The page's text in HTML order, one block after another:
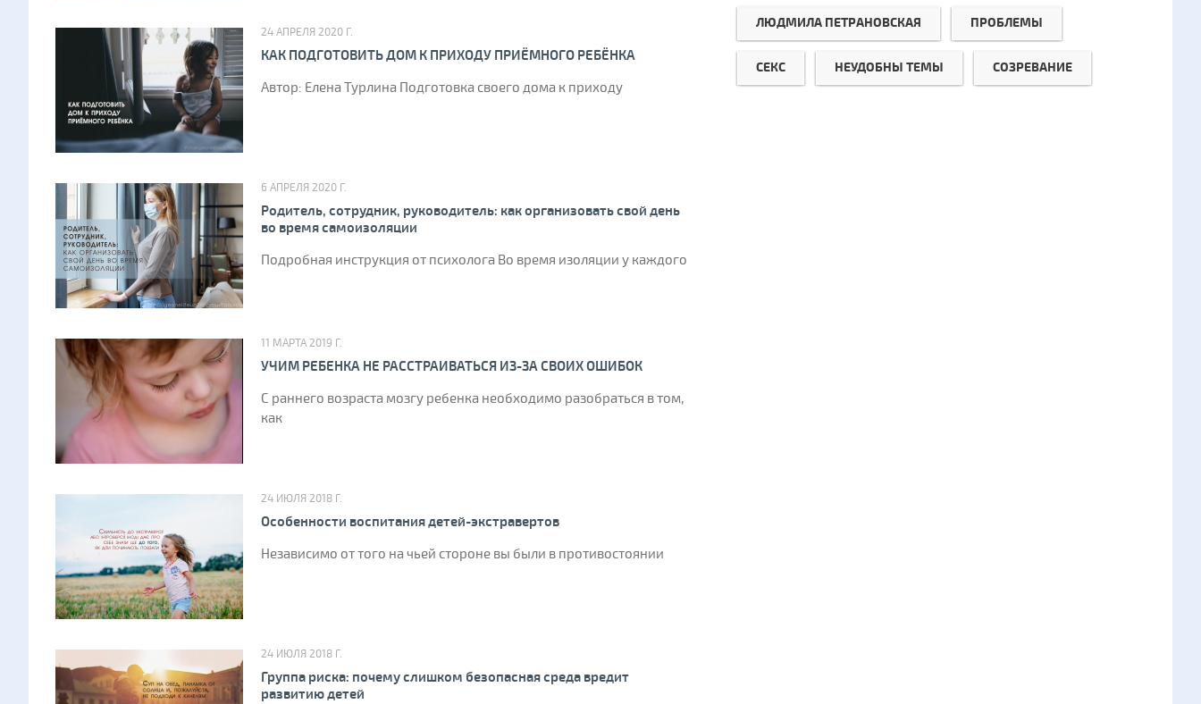
24 АПРЕЛЯ 2020 Г.
КАК ПОДГОТОВИТЬ ДОМ К ПРИХОДУ ПРИЁМНОГО РЕБЁНКА
​ Автор: Елена Турлина Подготовка своего дома к приходу
6 АПРЕЛЯ 2020 Г.
Родитель, сотрудник, руководитель: как организовать свой день
во время самоизоляции
Подробная инструкция от психолога Во время изоляции у каждого
11 МАРТА 2019 Г.
УЧИМ РЕБЕНКА НЕ РАССТРАИВАТЬСЯ ИЗ-ЗА СВОИХ ОШИБОК
С раннего возраста мозгу ребенка необходимо разобраться в том,
как
24 ИЮЛЯ 2018 Г.
Особенности воспитания детей-экстравертов
Независимо от того на чьей стороне вы были в противостоянии
24 ИЮЛЯ 2018 Г.
Группа риска: почему слишком безопасная среда вредит
развитию детей
ЛЮДМИЛА ПЕТРАНОВСКАЯ ПРОБЛЕМЫ
СЕКС НЕУДОБНЫ ТЕМЫ СОЗРЕВАНИЕ